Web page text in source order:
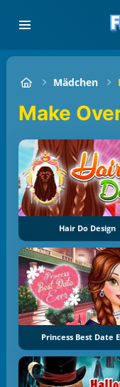
Mädchen
Make
Hair Do Design
Princess Best Date